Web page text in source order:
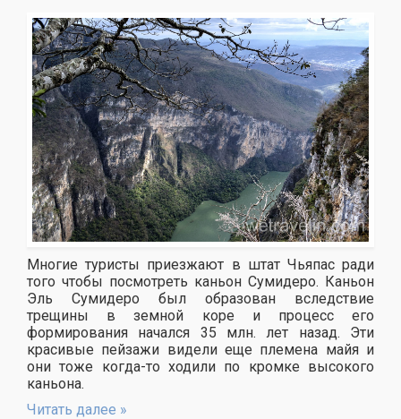
Многие туристы приезжают в штат Чьяпас ради
того чтобы посмотреть каньон Сумидеро. Каньон
Эль Сумидеро был образован вследствие
трещины в земной коре и процесс его
формирования начался 35 млн. лет назад. Эти
красивые пейзажи видели еще племена майя и
они тоже когда-то ходили по кромке высокого
каньона.
Читать далее »